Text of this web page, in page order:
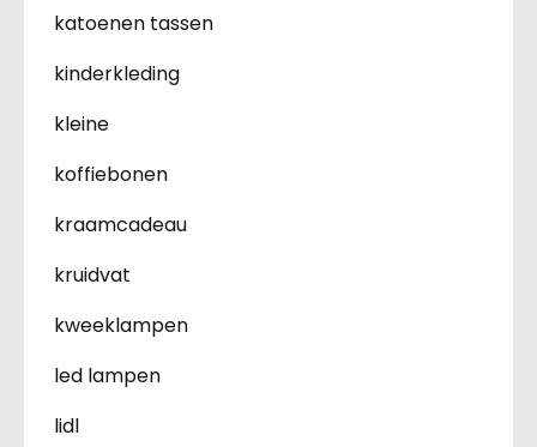
katoenen tassen
kinderkleding
kleine
koffiebonen
kraamcadeau
kruidvat
kweeklampen
led lampen
lidl